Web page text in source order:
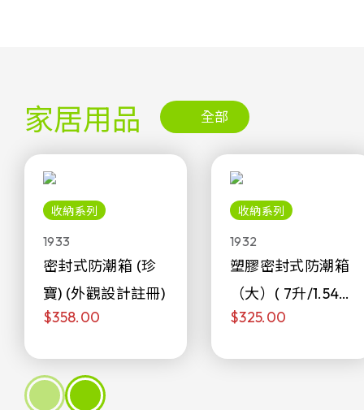
家居用品 全部
收納系列
1933
密封式防潮箱 (珍
寶) (外觀設計註冊)
$358.00
收納系列
1932
塑膠密封式防潮箱
（大）( 7升/1.54加
侖)
$325.00